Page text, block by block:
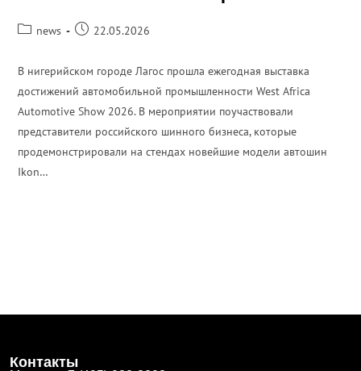
news 22.05.2026
В нигерийском городе Лагос прошла ежегодная выставка
достижений автомобильной промышленности West Africa
Automotive Show 2026. В мероприятии поучаствовали
представители российского шинного бизнеса, которые
продемонстрировали на стендах новейшие модели автошин
Ikon…
Контакты